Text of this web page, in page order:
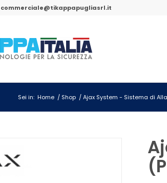
commerciale@tikappapugliasrl.it
Sei in: Home / Shop / Ajax System - Sistema di